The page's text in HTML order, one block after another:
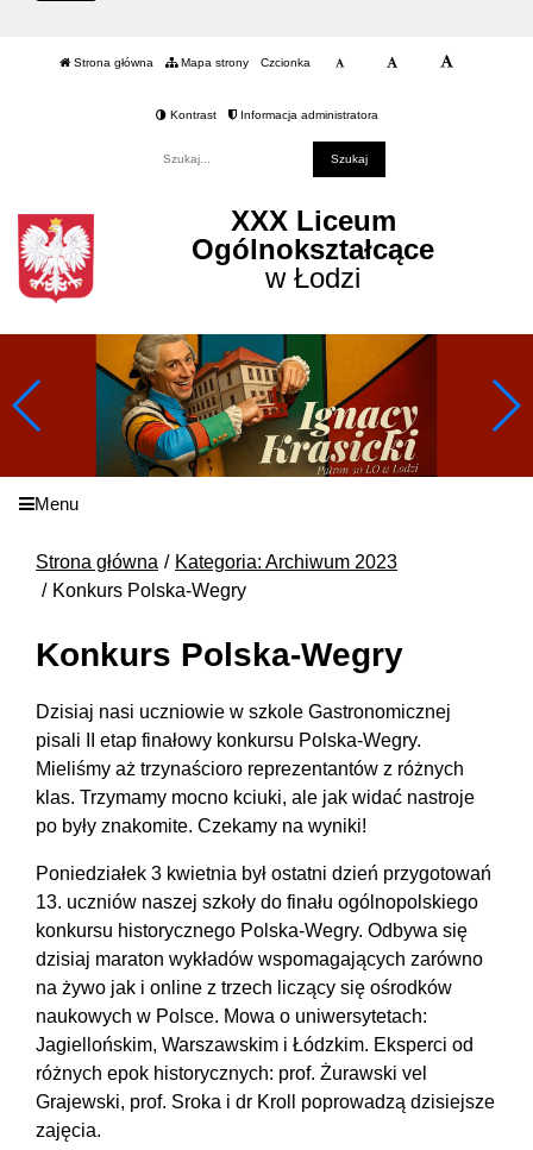
Strona główna Mapa strony Czcionka
Kontrast Informacja administratora
XXX Liceum
Ogólnokształcące
w Łodzi
Menu
Strona główna
Kategoria: Archiwum 2023
Konkurs Polska-Wegry
Konkurs Polska-Wegry
Dzisiaj nasi uczniowie w szkole Gastronomicznej
pisali II etap finałowy konkursu Polska-Wegry.
Mieliśmy aż trzynaścioro reprezentantów z różnych
klas. Trzymamy mocno kciuki, ale jak widać nastroje
po były znakomite. Czekamy na wyniki!
Poniedziałek 3 kwietnia był ostatni dzień przygotowań
13. uczniów naszej szkoły do finału ogólnopolskiego
konkursu historycznego Polska-Wegry. Odbywa się
dzisiaj maraton wykładów wspomagających zarówno
na żywo jak i online z trzech liczący się ośrodków
naukowych w Polsce. Mowa o uniwersytetach:
Jagiellońskim, Warszawskim i Łódzkim. Eksperci od
różnych epok historycznych: prof. Żurawski vel
Grajewski, prof. Sroka i dr Kroll poprowadzą dzisiejsze
zajęcia.